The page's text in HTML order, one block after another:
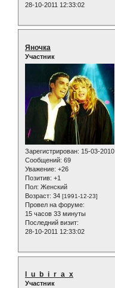
28-10-2011 12:33:02
Яночка
Участник
Зарегистрирован: 15-03-2010
Сообщений: 69
Уважение: +26
Позитив: +1
Пол: Женский
Возраст: 34 [1991-12-23]
Провел на форуме:
15 часов 33 минуты
Последний визит:
28-10-2011 12:33:02
l_u_b_i_r_a_x
Участник